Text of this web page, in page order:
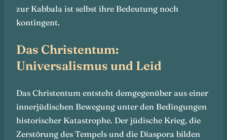
zur Kabbala ist selbst ihre Bedeutung noch
kontingent.
Das Christentum:
Universalismus und Leid
Das Christentum entsteht demgegenüber aus einer
innerjüdischen Bewegung unter den Bedingungen
historischer Katastrophe. Der jüdische Krieg, die
Zerstörung des Tempels und die Diaspora bilden